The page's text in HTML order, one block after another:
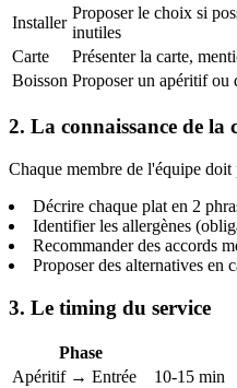
Installer
Proposer le choix si
inutiles
Carte
Présenter la carte,
Boisson Proposer un apéritif ou
2. La connaissance de la
Chaque membre de l'équipe
Décrire chaque plat en 2
Identifier les allergènes
Recommander des accords
Proposer des alternatives en
3. Le timing du service
Phase
Apéritif → Entrée
10-15 min